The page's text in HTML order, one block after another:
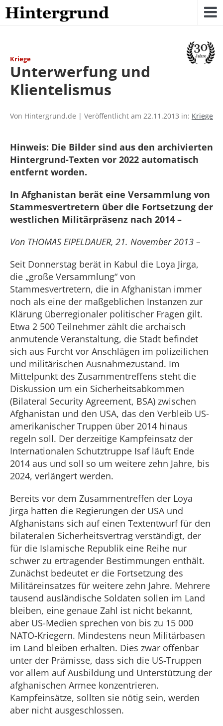
Skip
to
content
Kriege
Unterwerfung und
Klientelismus
Von Hintergrund.de | Veröffentlicht am 22.11.2013 in: Kriege
Hinweis: Die Bilder sind aus den archivierten
Hintergrund-Texten vor 2022 automatisch
entfernt worden.
In Afghanistan berät eine Versammlung von
Stammesvertretern über die Fortsetzung der
westlichen Militärpräsenz nach 2014 –
Von THOMAS EIPELDAUER, 21. November 2013 –
Seit Donnerstag berät in Kabul die Loya Jirga,
die „große Versammlung“ von
Stammesvertretern, die in Afghanistan immer
noch als eine der maßgeblichen Instanzen zur
Klärung überregionaler politischer Fragen gilt.
Etwa 2 500 Teilnehmer zählt die archaisch
anmutende Veranstaltung, die Stadt befindet
sich aus Furcht vor Anschlägen im polizeilichen
und militärischen Ausnahmezustand. Im
Mittelpunkt des Zusammentreffens steht die
Diskussion um ein Sicherheitsabkommen
(Bilateral Security Agreement, BSA) zwischen
Afghanistan und den USA, das den Verbleib US-
amerikanischer Truppen über 2014 hinaus
regeln soll. Der derzeitige Kampfeinsatz der
Internationalen Schutztruppe Isaf läuft Ende
2014 aus und soll so um weitere zehn Jahre, bis
2024, verlängert werden.
Bereits vor dem Zusammentreffen der Loya
Jirga hatten die Regierungen der USA und
Afghanistans sich auf einen Textentwurf für den
bilateralen Sicherheitsvertrag verständigt, der
für die Islamische Republik eine Reihe nur
schwer zu ertragender Bestimmungen enthält.
Zunächst bedeutet er die Fortsetzung des
Militäreinsatzes für weitere zehn Jahre. Mehrere
tausend ausländische Soldaten sollen im Land
bleiben, eine genaue Zahl ist nicht bekannt,
aber US-Medien sprechen von bis zu 15 000
NATO-Kriegern. Mindestens neun Militärbasen
im Land bleiben erhalten. Dies zwar offenbar
unter der Prämisse, dass sich die US-Truppen
vor allem auf Ausbildung und Unterstützung der
afghanischen Armee konzentrieren.
Kampfeinsätze, sollten sie nötig sein, werden
aber nicht ausgeschlossen.